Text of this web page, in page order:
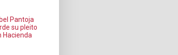
Pantoja
su pleito
Hacienda